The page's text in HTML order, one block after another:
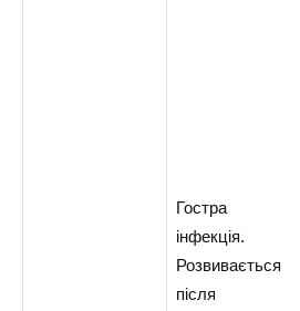
Гостра
інфекція.
Розвивається
після